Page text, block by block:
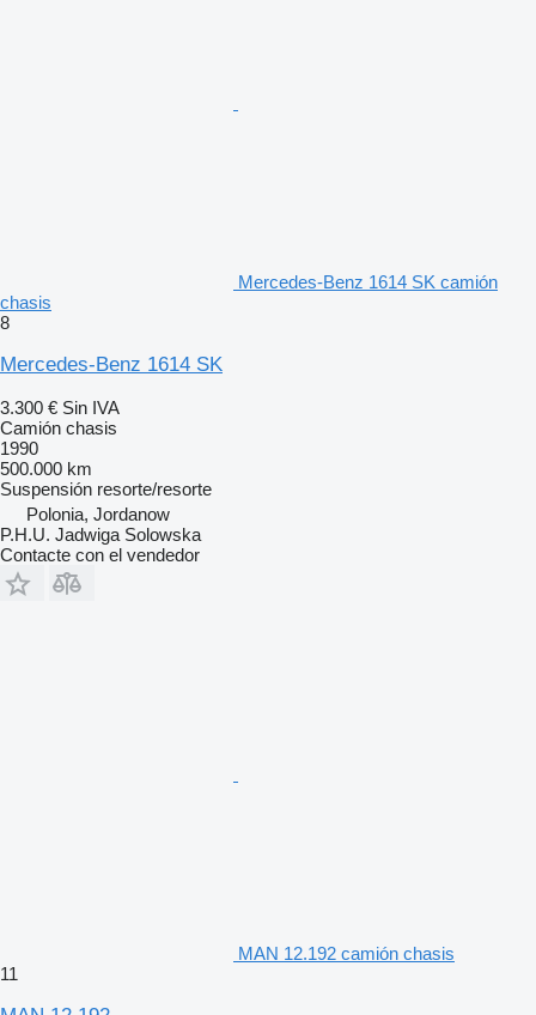
Mercedes-Benz 1614 SK camión
chasis
8
Mercedes-Benz 1614 SK
3.300 € Sin IVA
Camión chasis
1990
500.000 km
Suspensión resorte/resorte
Polonia, Jordanow
P.H.U. Jadwiga Solowska
Contacte con el vendedor
MAN 12.192 camión chasis
11